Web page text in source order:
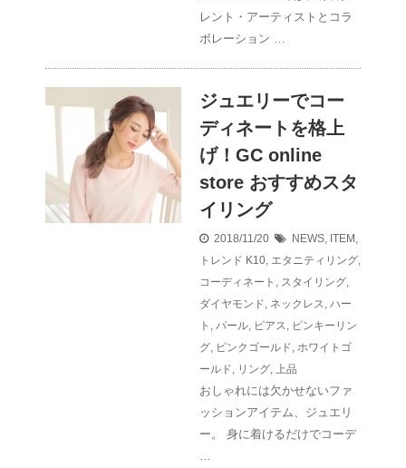
レント・アーティストとコラ
ボレーション …
ジュエリーでコー
ディネートを格上
げ！GC online
store おすすめスタ
イリング
2018/11/20 NEWS, ITEM,
トレンド K10, エタニティリング,
コーディネート , スタイリング,
ダイヤモンド, ネックレス, ハー
ト , パール, ピアス, ピンキーリン
グ, ピンクゴールド, ホワイトゴ
ールド, リング, 上品
おしゃれには欠かせないファ
ッションアイテム、ジュエリ
ー。 身に着けるだけでコーデ